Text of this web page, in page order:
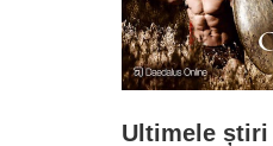
Ultimele știri